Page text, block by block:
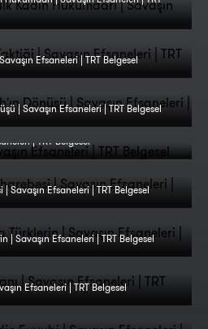
Efsaneleri | TRT Belgesel
| Savaşın Efsaneleri | TRT Belgesel
| TRT Belgesel
Savaşın Efsaneleri | TRT Belgesel
| Savaşın Efsaneleri | TRT Belgesel
Efsaneleri | TRT Belgesel